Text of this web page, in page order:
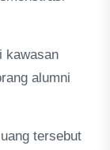
kawasan
alumni
tersebut